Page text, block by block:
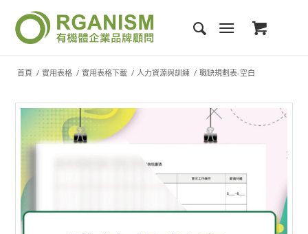
首頁 / 實用表格 / 實用表格下載 / 人力資源與訓練 / 職缺規劃表-空白